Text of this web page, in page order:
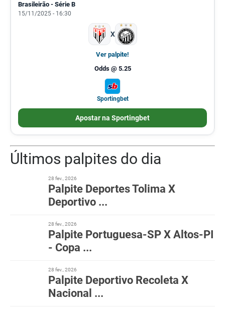
Brasileirão - Série B
15/11/2025 - 16:30
X
Ver palpite!
Odds @ 5.25
Sportingbet
Apostar na Sportingbet
Últimos palpites do dia
28 fev., 2026
Palpite Deportes Tolima X
Deportivo ...
28 fev., 2026
Palpite Portuguesa-SP X Altos-PI
- Copa ...
28 fev., 2026
Palpite Deportivo Recoleta X
Nacional ...